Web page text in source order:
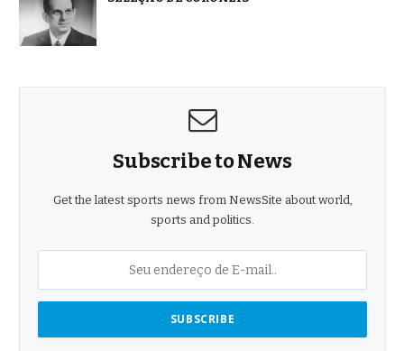
Subscribe to News
Get the latest sports news from NewsSite about world,
sports and politics.